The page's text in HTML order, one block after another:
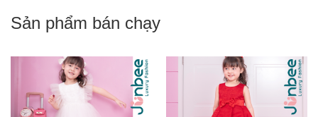
Sản phẩm bán chạy